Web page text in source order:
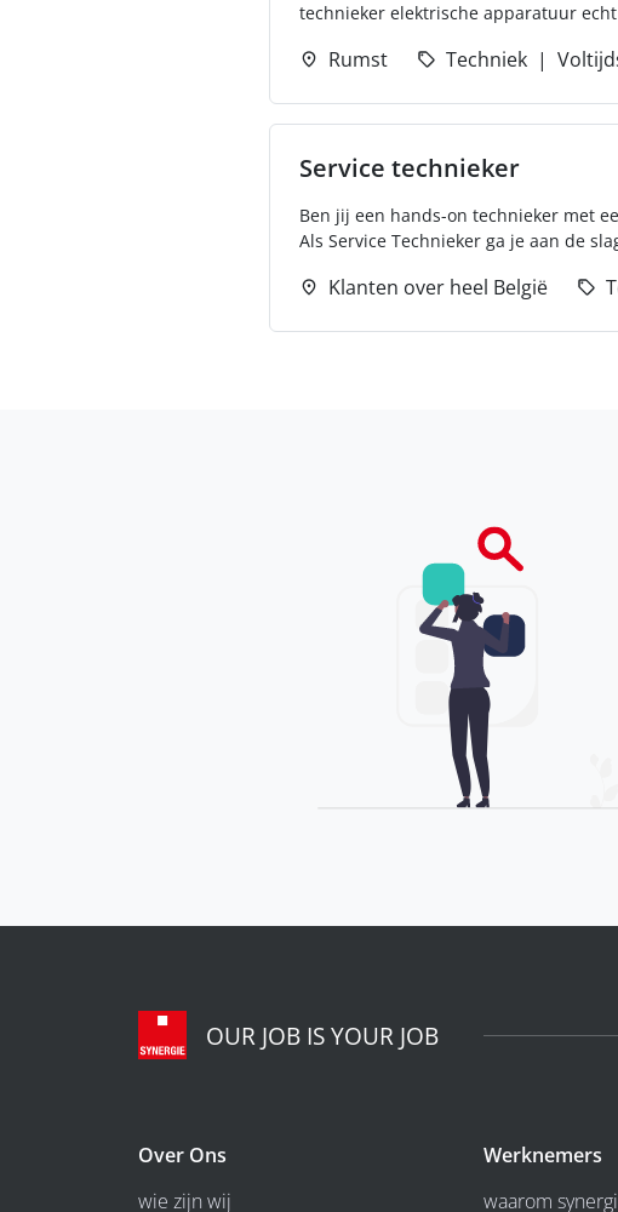
technieker elektrische apparatuur
Rumst Techniek
Service technieker
Ben jij een hands-on technieker met
Als Service Technieker ga je aan de
Klanten over heel België
OUR JOB IS YOUR JOB
Over Ons
wie zijn wij
Werknemers
waarom